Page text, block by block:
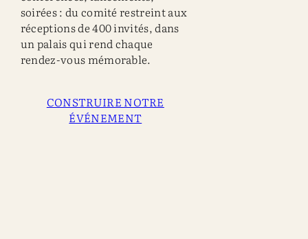
soirées : du comité restreint aux
réceptions de 400 invités, dans
un palais qui rend chaque
rendez-vous mémorable.
CONSTRUIRE NOTRE
ÉVÉNEMENT